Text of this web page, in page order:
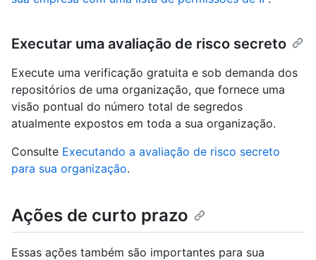
Executar uma avaliação de risco secreto
Execute uma verificação gratuita e sob demanda dos
repositórios de uma organização, que fornece uma
visão pontual do número total de segredos
atualmente expostos em toda a sua organização.
Consulte Executando a avaliação de risco secreto
para sua organização.
Ações de curto prazo
Essas ações também são importantes para sua